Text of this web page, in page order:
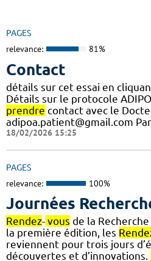
PAGES
relevance: 81%
Contact
détails sur cet essai en
Détails sur le protocole
prendre contact avec le
adipoa.patient@gmail.com
18/02/2026 15:25
PAGES
relevance: 100%
Journées
Rendez- vous de la
la première édition, les
reviennent pour trois jours
découvertes et d’innovations.